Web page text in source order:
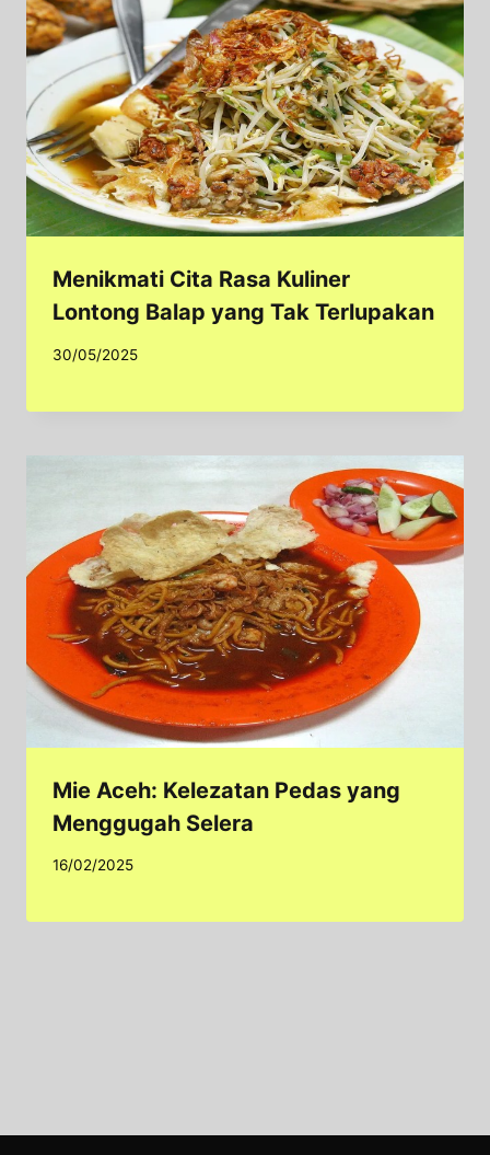
Menikmati Cita Rasa Kuliner
Lontong Balap yang Tak Terlupakan
30/05/2025
Mie Aceh: Kelezatan Pedas yang
Menggugah Selera
16/02/2025